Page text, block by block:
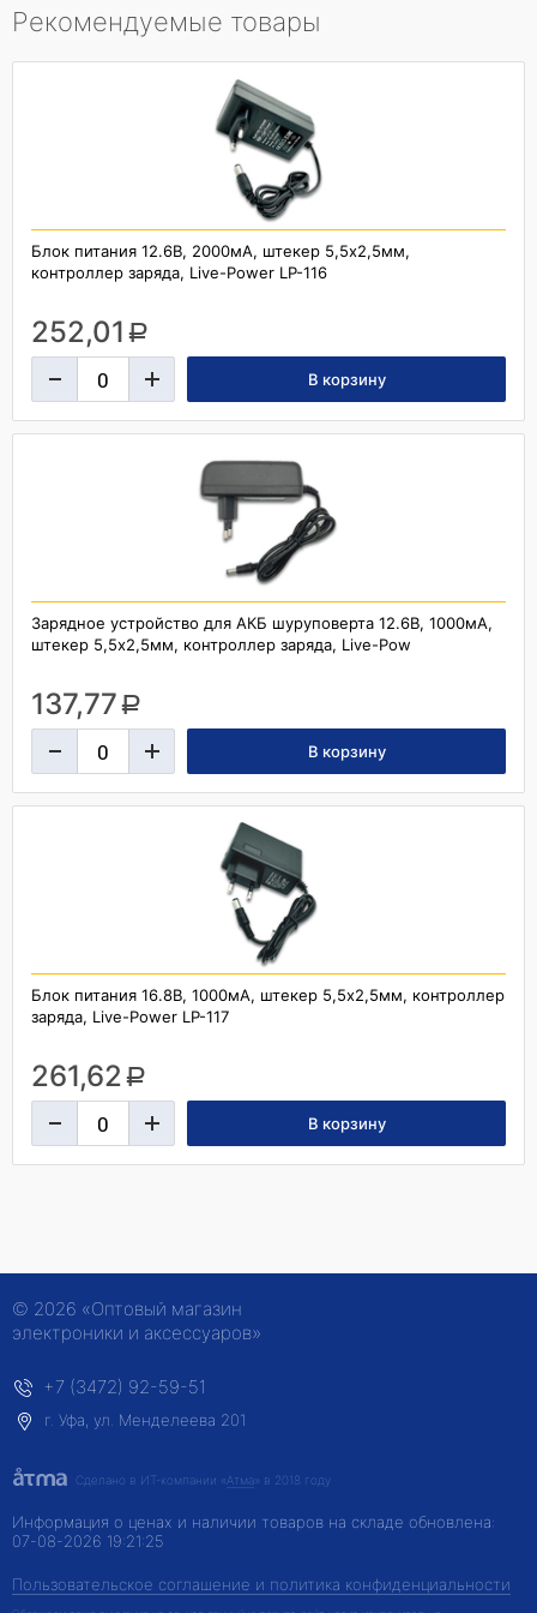
Рекомендуемые товары
Блок питания 12.6В, 2000мА, штекер 5,5х2,5мм,
контроллер заряда, Live-Power LP-116
252,01 a
Зарядное устройство для АКБ шуруповерта 12.6В, 1000мА,
штекер 5,5х2,5мм, контроллер заряда, Live-Pow
137,77 a
Блок питания 16.8В, 1000мА, штекер 5,5х2,5мм, контроллер
заряда, Live-Power LP-117
261,62 a
© 2026 «Оптовый магазин
электроники и аксессуаров»
+7 (3472) 92-59-51
г. Уфа, ул. Менделеева 201
Сделано в ИТ-компании «Атма» в 2018 году
Информация о ценах и наличии товаров на складе обновлена:
07-08-2026 19:21:25
Пользовательское соглашение и политика конфиденциальности